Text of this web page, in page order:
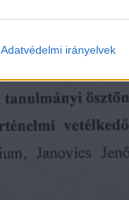
Adatvédelmi irányelvek